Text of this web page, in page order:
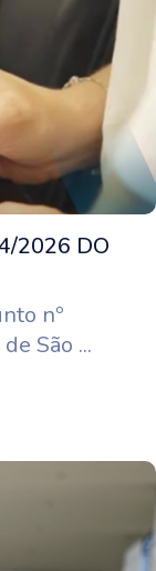
2026 DO
nº
São ...